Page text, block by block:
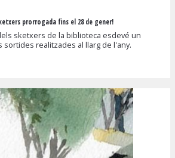
prorrogada fins el 28 de gener!
sketxers de la biblioteca esdevé un
realitzades al llarg de l'any.